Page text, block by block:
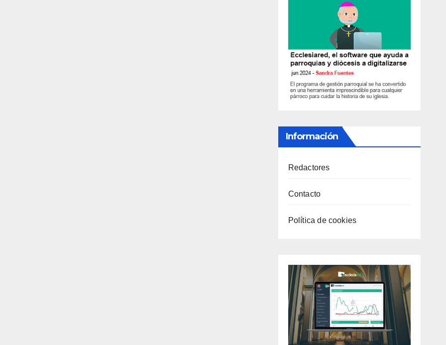
Información
Redactores
Contacto
Política de cookies